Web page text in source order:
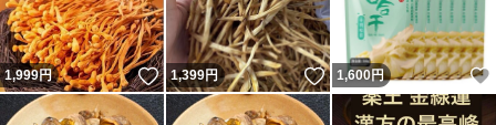
1,999円 いいね！
1,399円 いいね！
1,600円